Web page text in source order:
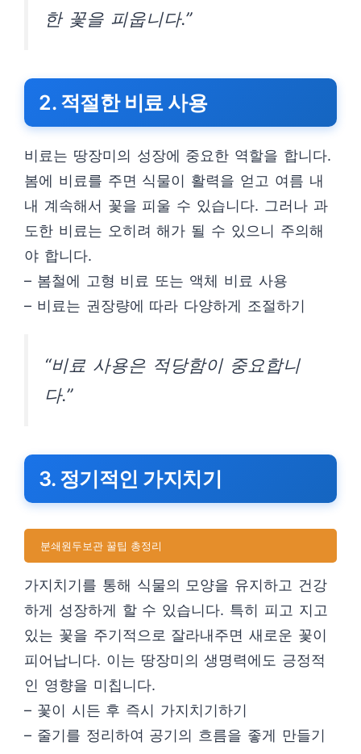
한 꽃을 피웁니다.”
2. 적절한 비료 사용
비료는 땅장미의 성장에 중요한 역할을 합니다.
봄에 비료를 주면 식물이 활력을 얻고 여름 내
내 계속해서 꽃을 피울 수 있습니다. 그러나 과
도한 비료는 오히려 해가 될 수 있으니 주의해
야 합니다.
– 봄철에 고형 비료 또는 액체 비료 사용
– 비료는 권장량에 따라 다양하게 조절하기
“비료 사용은 적당함이 중요합니
다.”
3. 정기적인 가지치기
분쇄원두보관 꿀팁 총정리
가지치기를 통해 식물의 모양을 유지하고 건강
하게 성장하게 할 수 있습니다. 특히 피고 지고
있는 꽃을 주기적으로 잘라내주면 새로운 꽃이
피어납니다. 이는 땅장미의 생명력에도 긍정적
인 영향을 미칩니다.
– 꽃이 시든 후 즉시 가지치기하기
– 줄기를 정리하여 공기의 흐름을 좋게 만들기